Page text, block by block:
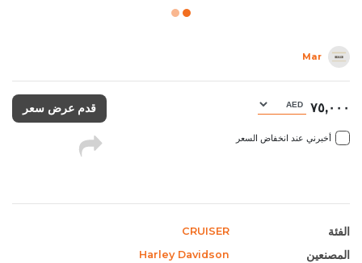
Mar
٧٥,٠٠٠
أخبرني عند انخفاض السعر
قدم عرض سعر
الفئة CRUISER
المصنعين Harley Davidson